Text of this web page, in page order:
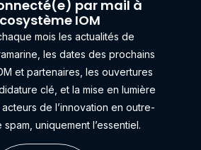
par mail à
IOM
mois les actualités de
les dates des prochains
et partenaires, les ouvertures
clé, et la mise en lumière
de l’innovation en outre-
spam, uniquement l’essentiel.